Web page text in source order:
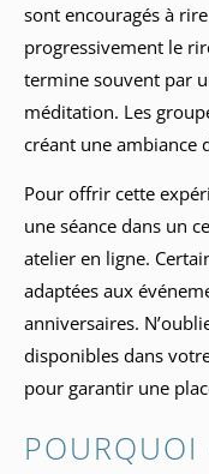
sont encouragés à
progressivement le
termine souvent par
méditation. Les
créant une ambiance
Pour offrir cette
une séance dans un
atelier en ligne.
adaptées aux
anniversaires.
disponibles dans
pour garantir une
POURQUOI